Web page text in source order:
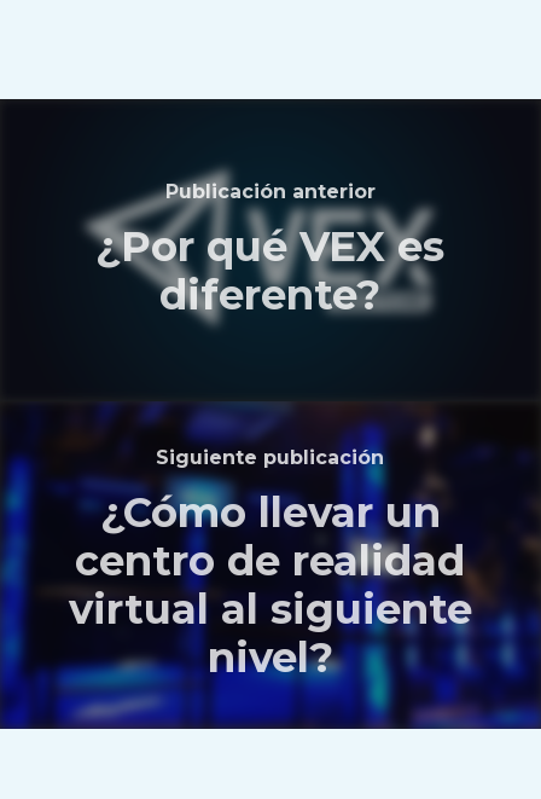
Publicación anterior
¿Por qué VEX es
diferente?
Siguiente publicación
¿Cómo llevar un
centro de realidad
virtual al siguiente
nivel?